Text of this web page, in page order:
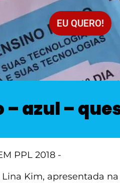
EU QUERO!
– azul –
Kim, apresentada